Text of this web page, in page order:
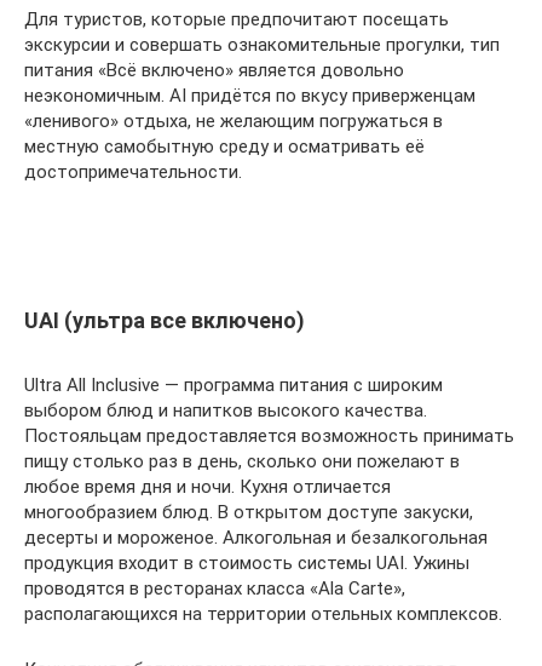
Для туристов, которые предпочитают посещать
экскурсии и совершать ознакомительные прогулки, тип
питания «Всё включено» является довольно
неэкономичным. AI придётся по вкусу приверженцам
«ленивого» отдыха, не желающим погружаться в
местную самобытную среду и осматривать её
достопримечательности.
UAI (ультра все включено)
Ultra All Inclusive — программа питания с широким
выбором блюд и напитков высокого качества.
Постояльцам предоставляется возможность принимать
пищу столько раз в день, сколько они пожелают в
любое время дня и ночи. Кухня отличается
многообразием блюд. В открытом доступе закуски,
десерты и мороженое. Алкогольная и безалкогольная
продукция входит в стоимость системы UAI. Ужины
проводятся в ресторанах класса «Ala Carte»,
располагающихся на территории отельных комплексов.